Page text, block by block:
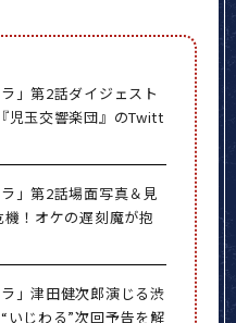
」第2話ダイジェスト
児玉交響楽団』のTwitt
」第2話場面写真＆見
！オケの遅刻魔が抱
」津田健次郎演じる渋
いじわる”次回予告を解